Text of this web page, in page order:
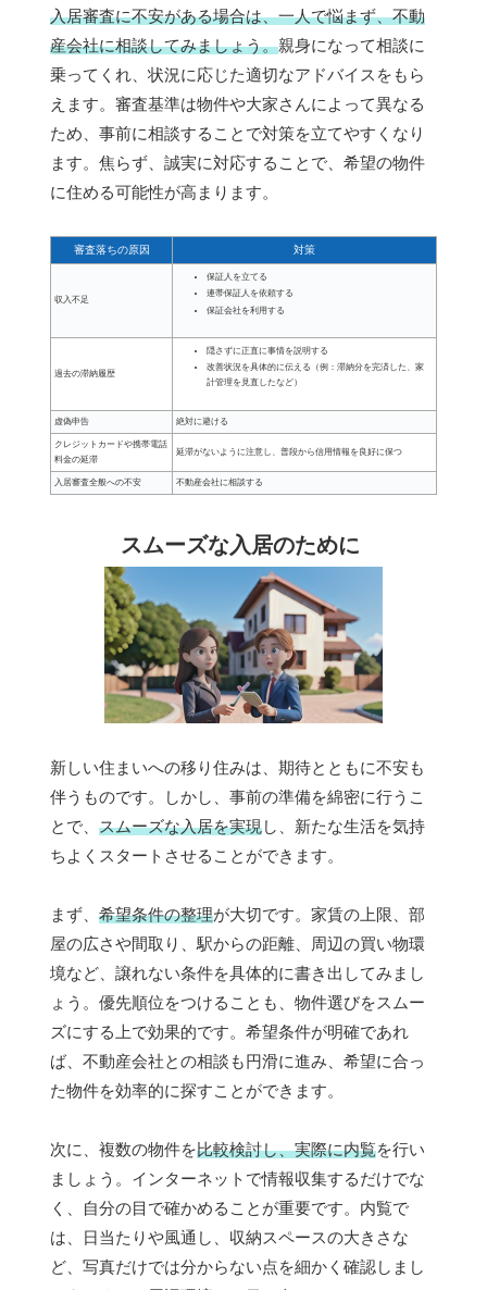
入居審査に不安がある場合は、一人で悩まず、不動
産会社に相談してみましょう。親身になって相談に
乗ってくれ、状況に応じた適切なアドバイスをもら
えます。審査基準は物件や大家さんによって異なる
ため、事前に相談することで対策を立てやすくなり
ます。焦らず、誠実に対応することで、希望の物件
に住める可能性が高まります。
審査落ちの原因 対策
収入不足
保証人を立てる
連帯保証人を依頼する
保証会社を利用する
過去の滞納履歴
隠さずに正直に事情を説明する
改善状況を具体的に伝える（例：滞納分を完済した、家
計管理を見直したなど）
虚偽申告 絶対に避ける
クレジットカードや携帯電話
料金の延滞
延滞がないように注意し、普段から信用情報を良好に保つ
入居審査全般への不安 不動産会社に相談する
スムーズな入居のために
新しい住まいへの移り住みは、期待とともに不安も
伴うものです。しかし、事前の準備を綿密に行うこ
とで、 スムーズな入居を実現し、新たな生活を気持
ちよくスタートさせることができます。
まず、 希望条件の整理が大切です。家賃の上限、部
屋の広さや間取り、駅からの距離、周辺の買い物環
境など、譲れない条件を具体的に書き出してみまし
ょう。優先順位をつけることも、物件選びをスムー
ズにする上で効果的です。希望条件が明確であれ
ば、不動産会社との相談も円滑に進み、希望に合っ
た物件を効率的に探すことができます。
次に、複数の物件を比較検討し、実際に内覧を行い
ましょう。インターネットで情報収集するだけでな
く、自分の目で確かめることが重要です。内覧で
は、日当たりや風通し、収納スペースの大きさな
ど、写真だけでは分からない点を細かく確認しまし